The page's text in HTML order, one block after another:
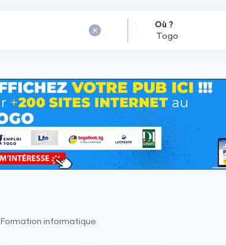
Où ?
Formation informatique